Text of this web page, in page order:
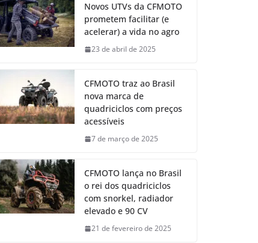
Novos UTVs da CFMOTO
prometem facilitar (e
acelerar) a vida no agro
23 de abril de 2025
CFMOTO traz ao Brasil
nova marca de
quadriciclos com preços
acessíveis
7 de março de 2025
CFMOTO lança no Brasil
o rei dos quadriciclos
com snorkel, radiador
elevado e 90 CV
21 de fevereiro de 2025